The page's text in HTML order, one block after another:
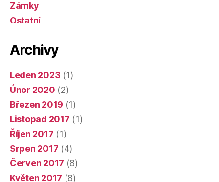
Zámky
Ostatní
Archivy
Leden 2023 (1)
Únor 2020 (2)
Březen 2019 (1)
Listopad 2017 (1)
Říjen 2017 (1)
Srpen 2017 (4)
Červen 2017 (8)
Květen 2017 (8)